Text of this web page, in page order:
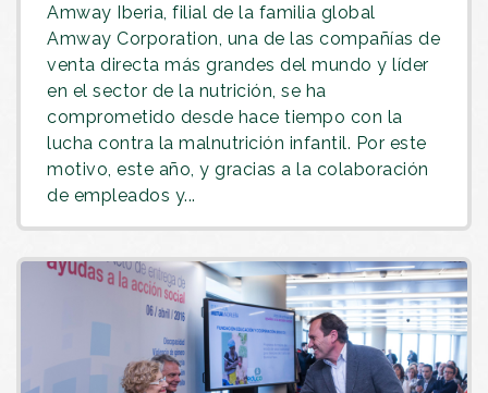
Amway Iberia, filial de la familia global
Amway Corporation, una de las compañías de
venta directa más grandes del mundo y líder
en el sector de la nutrición, se ha
comprometido desde hace tiempo con la
lucha contra la malnutrición infantil. Por este
motivo, este año, y gracias a la colaboración
de empleados y...